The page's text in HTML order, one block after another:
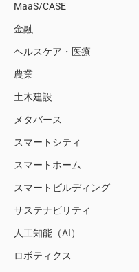
MaaS/CASE
金融
ヘルスケア・医療
農業
土木建設
メタバース
スマートシティ
スマートホーム
スマートビルディング
サステナビリティ
人工知能（AI）
ロボティクス